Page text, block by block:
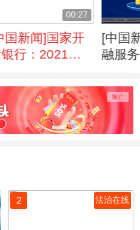
00:27
国新闻]国家开
行：2021年9
亿元专项贷
持能源保供
[中国
融服
2 法治在线